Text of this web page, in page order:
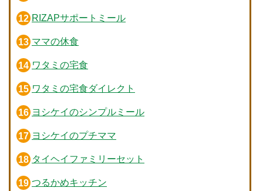
RIZAPサポートミール
ママの休食
ワタミの宅食
ワタミの宅食ダイレクト
ヨシケイのシンプルミール
ヨシケイのプチママ
タイヘイファミリーセット
つるかめキッチン